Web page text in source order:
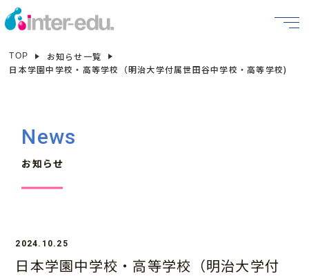
TOP
お知らせ一覧
日本学園中学校・高等学校（明治大学付属世田谷中学校・高等学校)
News
お知らせ
2024.10.25
日本学園中学校・高等学校（明治大学付